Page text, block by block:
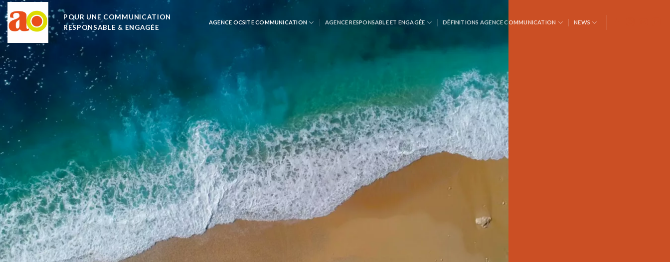
Passer
au
contenu
POUR UNE COMMUNICATION
RESPONSABLE & ENGAGÉE
AGENCE OCSITE COMMUNICATION AGENCE RESPONSABLE ET ENGAGÉE DÉFINITIONS AGENCE COMMUNICATION NEWS